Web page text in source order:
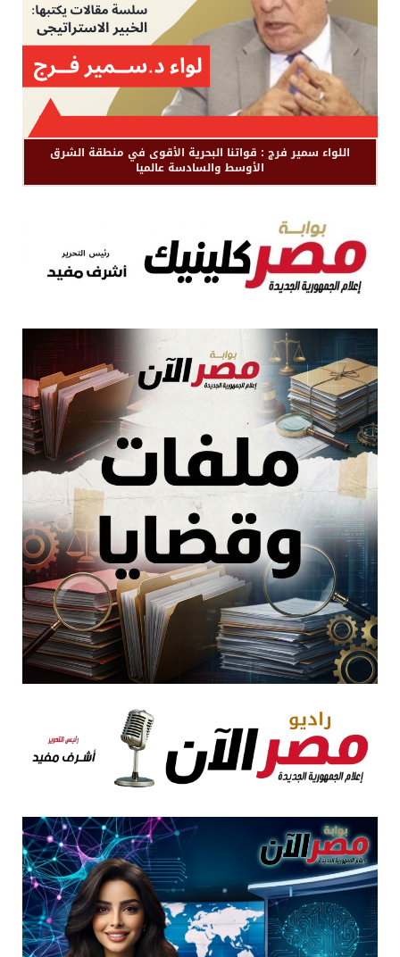
اللواء سمير فرج : قواتنا البحرية الأقوى في منطقة الشرق
الأوسط والسادسة عالميا